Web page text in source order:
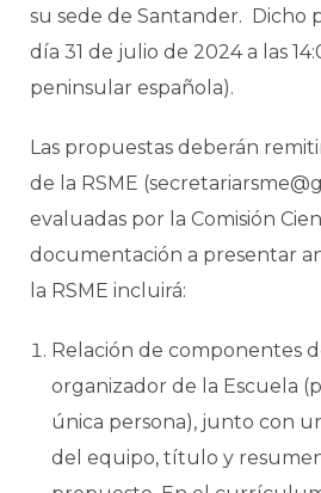
su sede de Santander. Dicho
día 31 de julio de 2024 a las
peninsular española).
Las propuestas deberán
de la RSME
evaluadas por la Comisión
documentación a presentar
la RSME incluirá:
Relación de componentes
organizador de la Escuela
única persona), junto con
del equipo, título y